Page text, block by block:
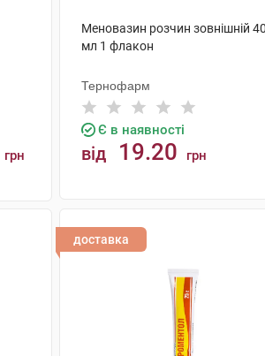
грн
Меновазин розчин зовнішній 40
мл 1 флакон
Тернофарм
Є в наявності
від 19.20 грн
доставка